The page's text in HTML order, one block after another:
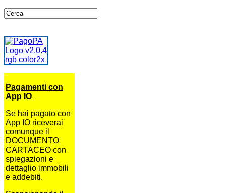
Pagamenti con
App IO
Se hai pagato con
App IO riceverai
comunque il
DOCUMENTO
CARTACEO con
spiegazioni e
dettaglio immobili
e addebiti.